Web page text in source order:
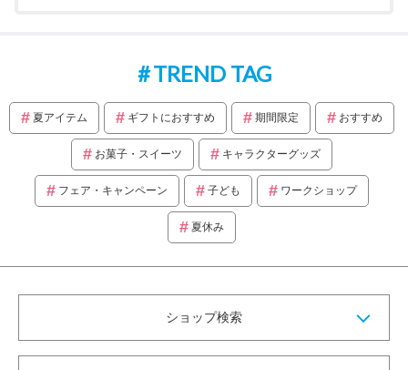
TREND TAG
夏アイテム ギフトにおすすめ 期間限定 おすすめ
お菓子・スイーツ キャラクターグッズ
フェア・キャンペーン 子ども ワークショップ
夏休み
ショップ検索